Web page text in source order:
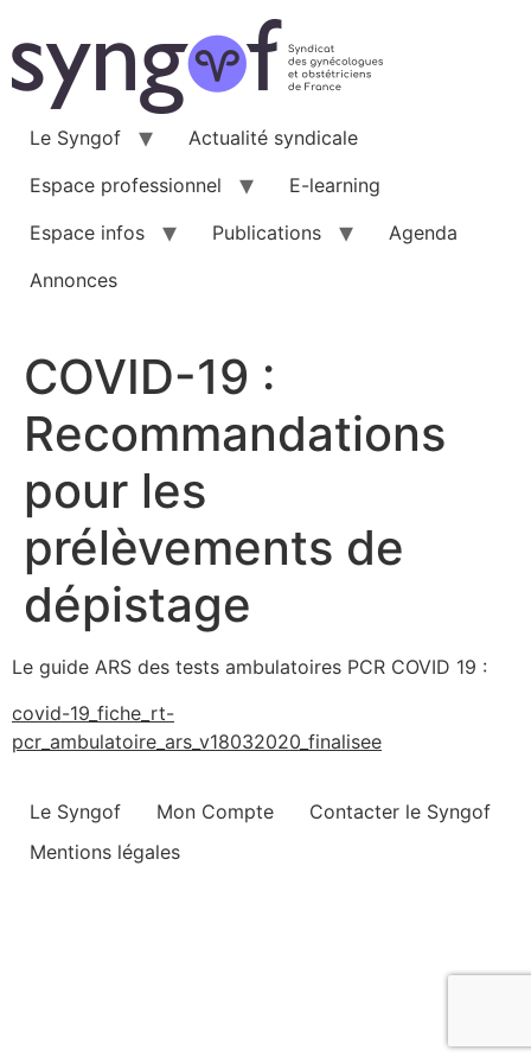
au
contenu
Le Syngof
Actualité syndicale
Espace professionnel
E-learning
Espace infos
Publications
Agenda
Annonces
COVID-19 :
Recommandations
pour les
prélèvements de
dépistage
Le guide ARS des tests ambulatoires PCR COVID 19 :
covid-19_fiche_rt-
pcr_ambulatoire_ars_v18032020_finalisee
Le Syngof Mon Compte
Contacter le Syngof
Mentions légales